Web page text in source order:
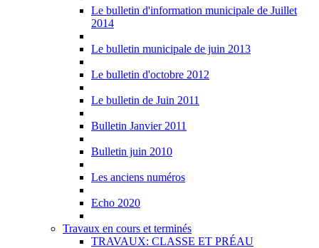
Le bulletin d'information municipale de Juillet
2014
Le bulletin municipale de juin 2013
Le bulletin d'octobre 2012
Le bulletin de Juin 2011
Bulletin Janvier 2011
Bulletin juin 2010
Les anciens numéros
Echo 2020
Travaux en cours et terminés
TRAVAUX: CLASSE ET PRÉAU